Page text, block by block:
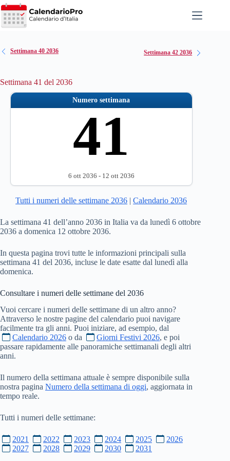
Salta
al
contenuto
Settimana 40 2036 Settimana 42 2036
Settimana 41 del 2036
Numero settimana
41
6 ott 2036 - 12 ott 2036
Tutti i numeri delle settimane 2036 |Calendario 2036
La settimana 41 dell’anno 2036 in Italia va da lunedì 6 ottobre
2036 a domenica 12 ottobre 2036.
In questa pagina trovi tutte le informazioni principali sulla
settimana 41 del 2036, incluse le date esatte dal lunedì alla
domenica.
Consultare i numeri delle settimane del 2036
Vuoi cercare i numeri delle settimane di un altro anno?
Attraverso le nostre pagine del calendario puoi navigare
facilmente tra gli anni. Puoi iniziare, ad esempio, dal
Calendario 2026 o da Giorni Festivi 2026, e poi
passare rapidamente alle panoramiche settimanali degli altri
anni.
Il numero della settimana attuale è sempre disponibile sulla
nostra pagina Numero della settimana di oggi, aggiornata in
tempo reale.
Tutti i numeri delle settimane:
2021 2022 2023 2024 2025
2026
2027
2028 2029 2030 2031